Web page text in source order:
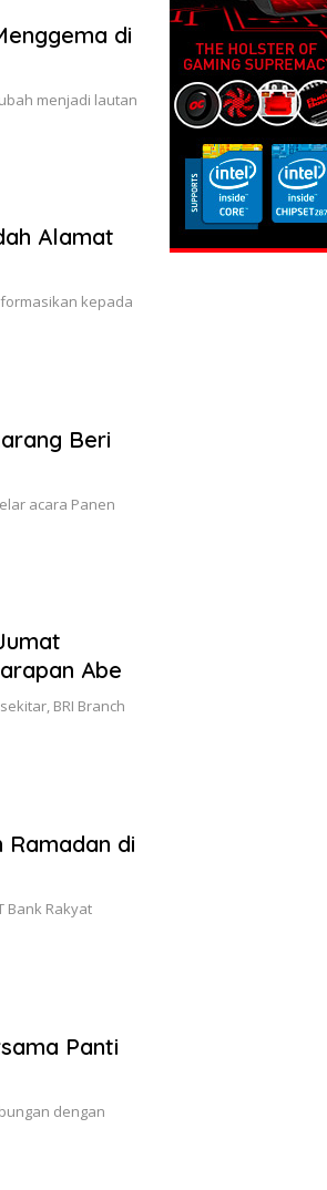
di
menjadi lautan
Alamat
kepada
Beri
acara Panen
Abe
BRI Branch
Ramadan di
Bank Rakyat
Panti
dengan